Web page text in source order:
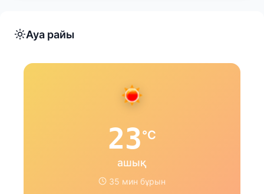
Ауа райы
23°C
ашық
35 мин бұрын